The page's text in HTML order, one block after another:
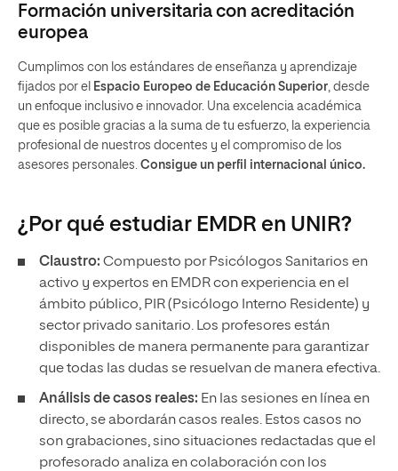
Formación universitaria con acreditación
europea
Cumplimos con los estándares de enseñanza y aprendizaje
fijados por el Espacio Europeo de Educación Superior, desde
un enfoque inclusivo e innovador. Una excelencia académica
que es posible gracias a la suma de tu esfuerzo, la experiencia
profesional de nuestros docentes y el compromiso de los
asesores personales. Consigue un perfil internacional único.
¿Por qué estudiar EMDR en UNIR?
Claustro: Compuesto por Psicólogos Sanitarios en
activo y expertos en EMDR con experiencia en el
ámbito público, PIR (Psicólogo Interno Residente) y
sector privado sanitario. Los profesores están
disponibles de manera permanente para garantizar
que todas las dudas se resuelvan de manera efectiva.
Análisis de casos reales: En las sesiones en línea en
directo, se abordarán casos reales. Estos casos no
son grabaciones, sino situaciones redactadas que el
profesorado analiza en colaboración con los